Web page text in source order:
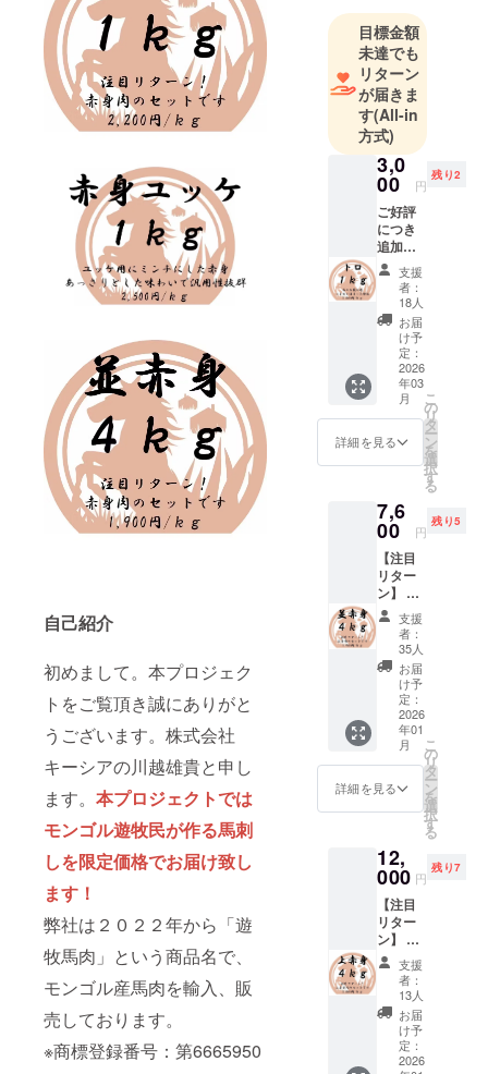
自己紹介
初めまして。本プロジェク
トをご覧頂き誠にありがと
うございます。株式会社
キーシアの川越雄貴と申し
ます。 本プロジェクトでは
モンゴル遊牧民が作る馬刺
しを限定価格でお届け致し
ます！
弊社は２０２２年から「遊
牧馬肉」という商品名で、
モンゴル産馬肉を輸入、販
売しております。
※商標登録番号：第6665950
ら野生動物
に興味があ
り、大学在
学中にモン
ゴルやマ
レーシアに
訪れ、現地
の方と共に
生活をした
り、現地の
NGOや政府
機関と連携
し日本の大
学生向けス
アーの企画
と運営を
行っており
ました。
は学生の頃
からの繋が
りを活用
し、モンゴ
ル遊牧民が
育てた馬を
現地契約工
場で加工し
日本に輸入
しておりま
す。厳しく
も豊かな大
草原が育む
馬肉（遊牧
馬肉）は、
くせが少な
く抜群なう
ま味が特徴
です。
またモンゴ
ルの馬は自
然に生える
目標金額
未達でも
リターン
が届きま
す(All-in
方式)
3,0
00 円
残り2
ご好評
につき
追加！
脂の
乗った
トロ
セット
トロ：
約１ｋ
お腹の
肉でト
ロと言
える部
位で
す。 モ
の厳し
い冬を
超える
ため
に、多
くのう
まみを
脂肪と
して蓄
えてい
る部位
です。
下記部
位のブ
ロック
を合計
約１ｋ
馬肉は
数百グ
ラムご
とに
カット
して真
空パッ
クで梱
包して
おりま
す。
【部
位】 ト
支援
者：
18人
お届
け予
定：
2026
年03
月
詳細を見る
こ
の
リ
タ
ー
ン
を
選
択
す
る
7,6
00 円
残り5
【注目
リター
ン】 超
お買い
得の赤
身セッ
ト 並赤
身：約
４ｋｇ
本プロ
ジェク
トで最
大級の
注目リ
ターン
です！
りとし
た馬肉
の定
番、赤
身馬肉
のセッ
トとな
りま
す。下
記の赤
身部位
からラ
ンダム
支援
者：
35人
お届
け予
定：
2026
年01
月
詳細を見る
こ
の
リ
タ
ー
ン
を
選
択
す
る
12,
000 円
残り7
【注目
リター
ン】 厳
選部位
の上赤
身セッ
ト 上赤
身：約
４ｋｇ
赤身肉
支援
者：
13人
お届
け予
定：
2026